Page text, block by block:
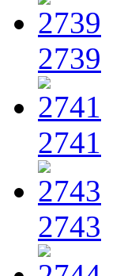
2739
2741
2743